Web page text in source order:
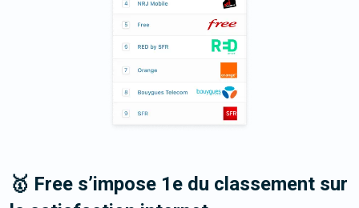
🥇 Free s’impose 1e du classement sur